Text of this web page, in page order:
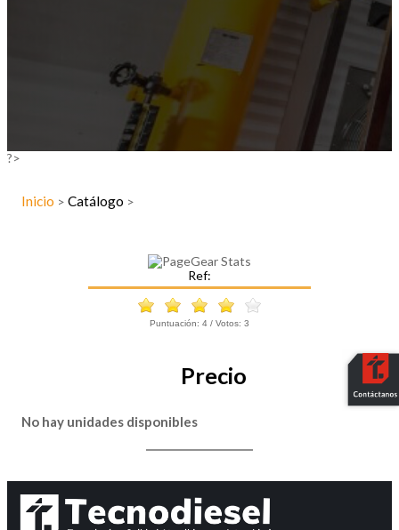
?>
Inicio > Catálogo >
Ref:
Puntuación: 4 / Votos: 3
Precio
No hay unidades disponibles